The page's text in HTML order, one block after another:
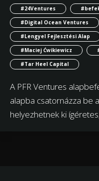
#24Ventures
#Digital Ocean Ventures
#Lengyel Fejlesztési Alap
#Maciej Ćwikiewicz
#Tar Heel Capital
A PFR Ventures
alapba csatornázza be
helyezhetnek ki